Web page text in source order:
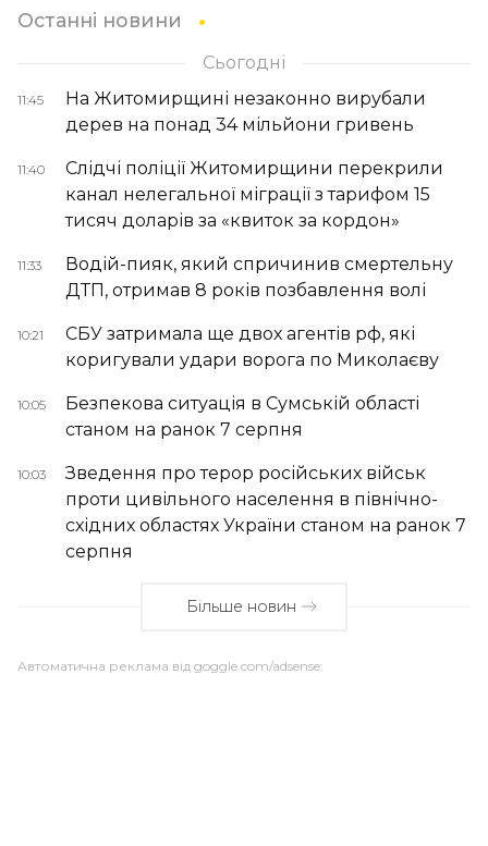
Останні новини
Сьогодні
11:45
На Житомирщині незаконно вирубали
дерев на понад 34 мільйони гривень
11:40
Слідчі поліції Житомирщини перекрили
канал нелегальної міграції з тарифом 15
тисяч доларів за «квиток за кордон»
11:33
Водій-пияк, який спричинив смертельну
ДТП, отримав 8 років позбавлення волі
10:21
СБУ затримала ще двох агентів рф, які
коригували удари ворога по Миколаєву
10:05
Безпекова ситуація в Сумській області
станом на ранок 7 серпня
10:03
Зведення про терор російських військ
проти цивільного населення в північно-
східних областях України станом на ранок 7
серпня
Більше новин
Автоматична реклама від goggle.com/adsense: